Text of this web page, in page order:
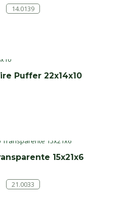
14.0139
Puffer 22x14x10
15x21x6
21.0033